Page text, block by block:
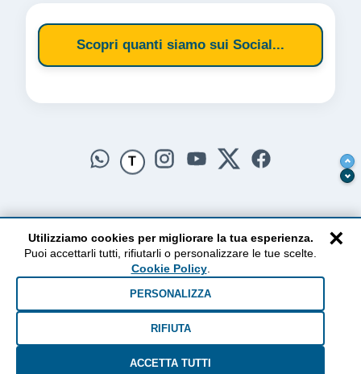
Scopri quanti siamo sui Social...
T
AlzogliOcchiversoilCielo
Dal 2010 ad oggi • Testi e pensieri tra terra e cielo
×
Utilizziamo cookies per migliorare la tua esperienza.
Puoi accettarli tutti, rifiutarli o personalizzare le tue scelte.
Cookie Policy.
PERSONALIZZA
RIFIUTA
ACCETTA TUTTI